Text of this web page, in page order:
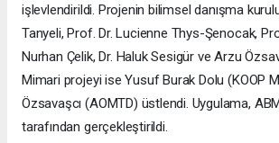
işlevlendirildi. Projenin bilimsel danışma
Tanyeli, Prof. Dr. Lucienne Thys-Şenocak,
Nurhan Çelik, Dr. Haluk Sesigür ve Arzu
Mimari projeyi ise Yusuf Burak Dolu (KOOP
Özsavaşcı (AOMTD) üstlendi. Uygulama,
tarafından gerçekleştirildi.